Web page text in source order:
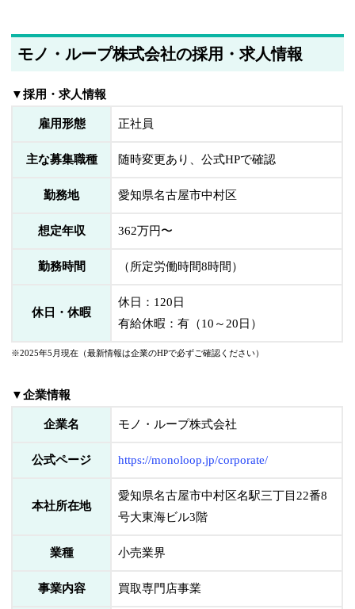
モノ・ループ株式会社の採用・求人情報
▼採用・求人情報
雇用形態 正社員
主な募集職種 随時変更あり、公式HPで確認
勤務地 愛知県名古屋市中村区
想定年収 362万円〜
勤務時間 （所定労働時間8時間）
休日・休暇
休日：120日
有給休暇：有（10～20日）
※2025年5月現在（最新情報は企業のHPで必ずご確認ください）
▼企業情報
企業名 モノ・ループ株式会社
公式ページ https://monoloop.jp/corporate/
本社所在地
愛知県名古屋市中村区名駅三丁目22番8
号大東海ビル3階
業種 小売業界
事業内容 買取専門店事業